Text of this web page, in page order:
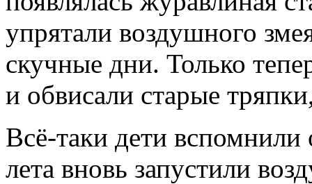
упрятали воздушного
скучные дни. Только
и обвисали старые
Всё-таки дети вспомнили
лета вновь запустили